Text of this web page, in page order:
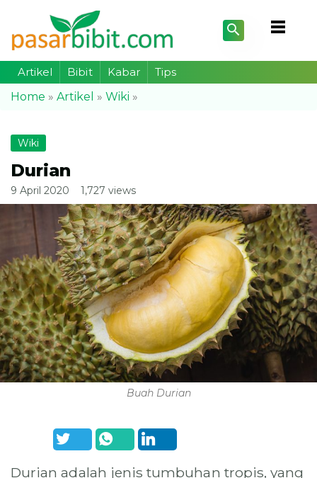
Artikel Bibit Kabar
Tips
Home » Artikel » Wiki »
Wiki
Durian
9 April 2020 1,727 views
Buah Durian
Durian adalah jenis tumbuhan tropis, yang